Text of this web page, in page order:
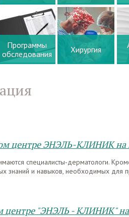
Программы
обследования
Хирургия
центре ЭНЭЛЬ-КЛИНИК на
специалисты-дерматологи.
знаний и навыков, необходимых для
центре "ЭНЭЛЬ - КЛИНИК"